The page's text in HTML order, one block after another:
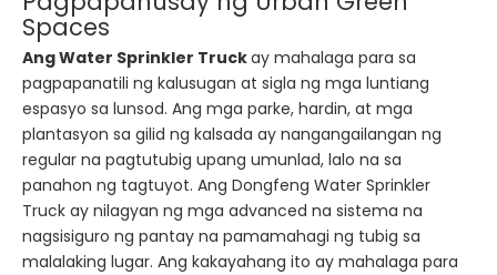
Spaces
Ang Water Sprinkler Truckay mahalaga para sa
pagpapanatili ng kalusugan at sigla ng mga luntiang
espasyo sa lunsod. Ang mga parke, hardin, at mga
plantasyon sa gilid ng kalsada ay nangangailangan ng
regular na pagtutubig upang umunlad, lalo na sa
panahon ng tagtuyot. Ang Dongfeng Water Sprinkler
Truck ay nilagyan ng mga advanced na sistema na
nagsisiguro ng pantay na pamamahagi ng tubig sa
malalaking lugar. Ang kakayahang ito ay mahalaga para